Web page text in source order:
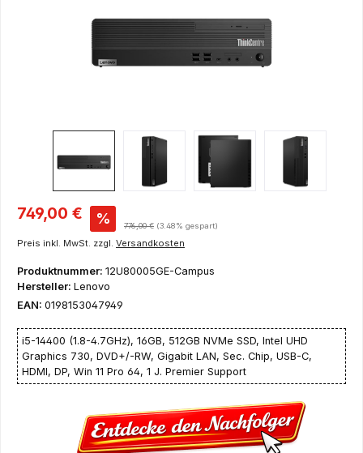
Verkaufspreis:
749,00 € % Regulärer Preis:
776,00 € (3.48% gespart)
Preis inkl. MwSt. zzgl. Versandkosten
Produktnummer: 12U80005GE-Campus
Hersteller: Lenovo
EAN: 0198153047949
i5-14400 (1.8-4.7GHz), 16GB, 512GB NVMe SSD, Intel UHD
Graphics 730, DVD+/-RW, Gigabit LAN, Sec. Chip, USB-C,
HDMI, DP, Win 11 Pro 64, 1 J. Premier Support